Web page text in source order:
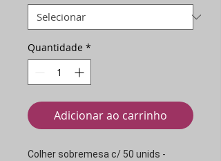
Quantidade *
Adicionar ao carrinho
Colher sobremesa c/ 50 unids -